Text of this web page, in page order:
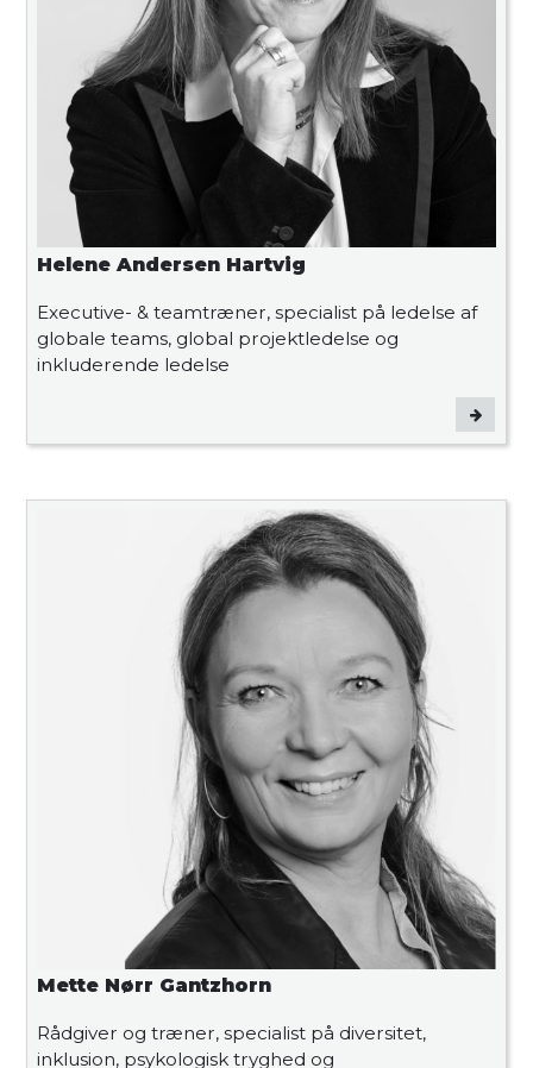
Helene Andersen Hartvig
Executive- & teamtræner, specialist på ledelse af
globale teams, global projektledelse og
inkluderende ledelse
Mette Nørr Gantzhorn
Rådgiver og træner, specialist på diversitet,
inklusion, psykologisk tryghed og